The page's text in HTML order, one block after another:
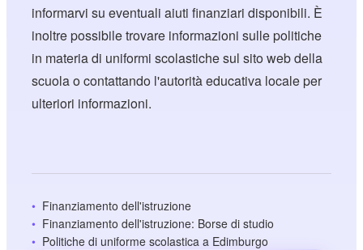
informarvi su eventuali aiuti finanziari disponibili. È
inoltre possibile trovare informazioni sulle politiche
in materia di uniformi scolastiche sul sito web della
scuola o contattando l'autorità educativa locale per
ulteriori informazioni.
Finanziamento dell'istruzione
Finanziamento dell'istruzione: Borse di studio
Politiche di uniforme scolastica a Edimburgo